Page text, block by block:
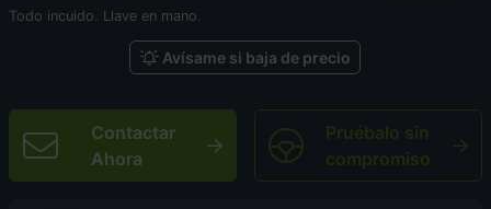
Todo incuido. Llave en mano.
Avísame si baja de precio
Contactar
Ahora
Pruébalo sin
compromiso